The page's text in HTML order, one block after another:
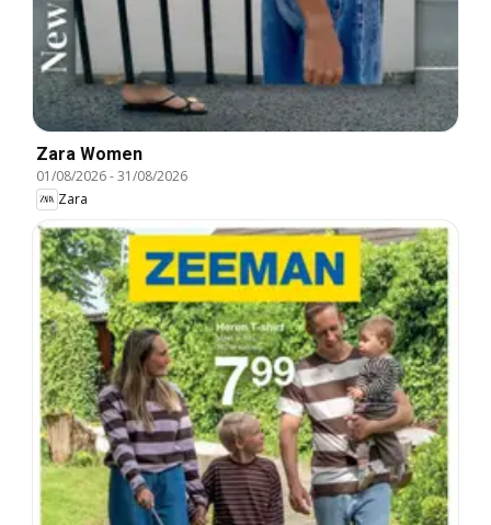
Zara Women
01/08/2026-31/08/2026
Zara